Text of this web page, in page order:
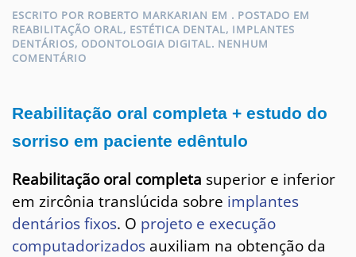
ESCRITO POR ROBERTO MARKARIAN EM . POSTADO EM
REABILITAÇÃO ORAL, ESTÉTICA DENTAL, IMPLANTES
DENTÁRIOS, ODONTOLOGIA DIGITAL. NENHUM
COMENTÁRIO
PARA
OS
EM
ZIRCÔNIA
+
PLANEJAMENTO
DIGITAL
Reabilitação oral completa + estudo do
sorriso em paciente edêntulo
Reabilitação oral completa superior e inferior
em zircônia translúcida sobre implantes
dentários fixos. O projeto e execução
computadorizados auxiliam na obtenção da